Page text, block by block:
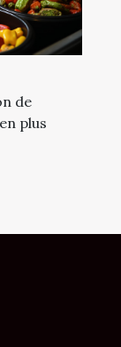
de
plus